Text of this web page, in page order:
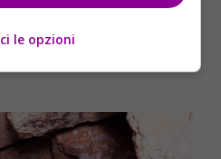
le opzioni